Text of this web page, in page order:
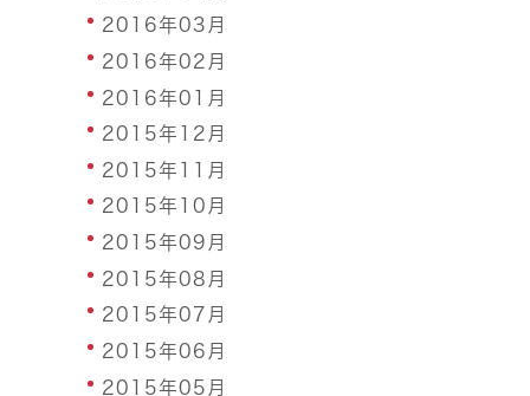
2016年03月
2016年02月
2016年01月
2015年12月
2015年11月
2015年10月
2015年09月
2015年08月
2015年07月
2015年06月
2015年05月